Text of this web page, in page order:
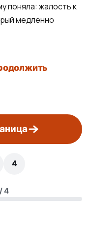
поняла: жалость к
медленно
4
4